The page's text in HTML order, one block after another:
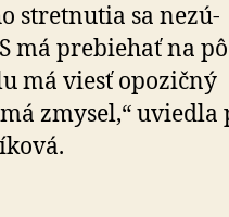
stret­nutia sa ne­zú­
má pre­bie­hať na
má viesť opozičný
zmysel,“